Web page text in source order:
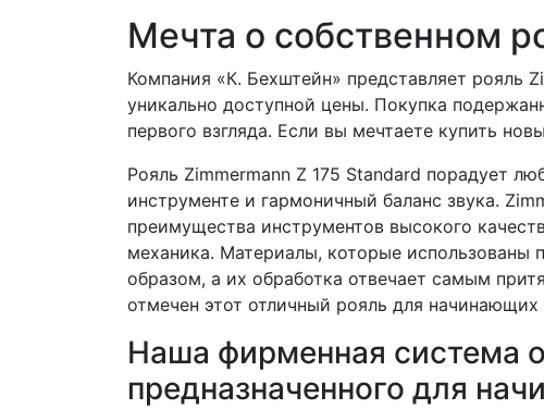
Мечта о собственном
Компания «К. Бехштейн» представляет рояль
уникально доступной цены. Покупка
первого взгляда. Если вы мечтаете купить
Рояль Zimmermann Z 175 Standard порадует
инструменте и гармоничный баланс звука.
преимущества инструментов высокого
механика. Материалы, которые использованы
образом, а их обработка отвечает самым
отмечен этот отличный рояль для начинающих
Наша фирменная система
предназначенного для